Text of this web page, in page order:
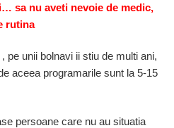
sa nu aveti nevoie de medic,
rutina
pe unii bolnavi ii stiu de multi ani,
aceea programarile sunt la 5-15
persoane care nu au situatia